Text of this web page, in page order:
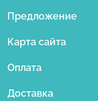
Предложение
Карта сайта
Оплата
Доставка